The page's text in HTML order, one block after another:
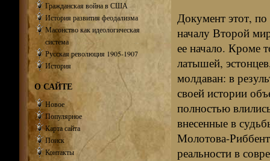
Документ этот,
началу Второй
ее начало. Кроме
латышей,
молдаван: в
своей истории
полностью
внесенные в
Молотова-
реальности в
Гражданская война в США
История развития феодализма
Масонство как идеологическая
система
Русская революция 1905-1907
История
О САЙТЕ
Новое
Популярное
Карта сайта
Поиск
Контакты